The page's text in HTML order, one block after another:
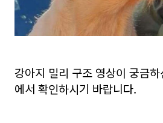
강아지 밀리 구조 영상이 궁금
에서 확인하시기 바랍니다.